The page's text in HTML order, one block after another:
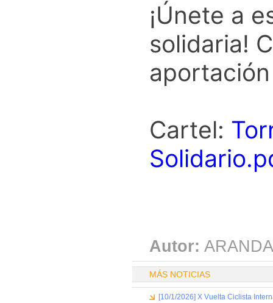
¡Únete a
solidaria!
Cartel:
Autor:
MÁS NOTICIAS
[10/1/2026] X Vuelta Ciclista